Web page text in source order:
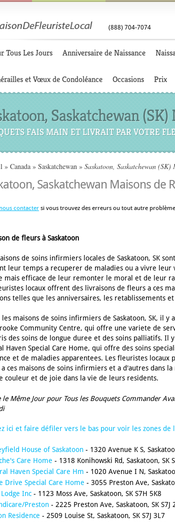
(888) 704-7074
Tous Les Jours Anniversaire de Naissance
et Vœux de Condoléance Occasions Prix
Saskatchewan
FAIS MAIN ET LIVRAIT PAR VOTRE
» Canada » Saskatchewan » Saskatoon, Saskatchewan
Saskatchewan Maisons de
nous contacter si vous trouvez des erreurs ou tout autre
de fleurs à Saskatoon
de soins infirmiers locales de Saskatoon, SK
leur temps a recuperer de maladies ou a vivre leur
mais efficace de leur remonter le moral et de leur
locaux offrent des livraisons de fleurs a ces
telles que les anniversaires, les retablissements
les maisons de soins infirmiers de Saskatoon, SK, il y
Community Centre, qui offre une variete de
des soins de longue duree et des soins palliatifs. Il
Haven Special Care Home, qui offre des soins
et de maladies apparentees. Les fleuristes locaux
ces maisons de soins infirmiers et a d'autres dans
couleur et de joie dans la vie de leurs residents.
le Même Jour pour Tous les Bouquets Commander
ici et faire défiler vers le bas pour voir les zones de
House of Saskatoon - 1320 Avenue K S,
Care Home - 1318 Konihowski Rd, Saskatoon, SK
Haven Special Care Hm - 1020 Avenue I N,
Drive Special Care Home - 3055 Preston Ave,
Inc - 1123 Moss Ave, Saskatoon, SK S7H 5K8
Preston - 2225 Preston Ave, Saskatoon, SK S7J
Residence - 2509 Louise St, Saskatoon, SK S7J 3L7